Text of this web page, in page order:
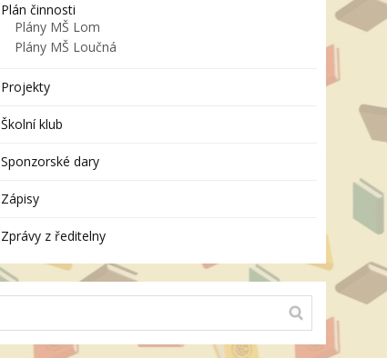
Plán činnosti
Plány MŠ Lom
Plány MŠ Loučná
Projekty
Školní klub
Sponzorské dary
Zápisy
Zprávy z ředitelny